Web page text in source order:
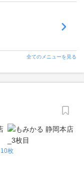
全てのメニューを見る
10枚